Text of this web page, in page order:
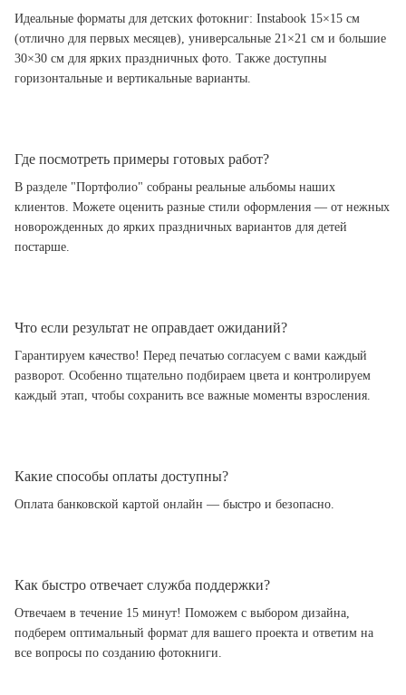
Идеальные форматы для детских фотокниг: Instabook 15×15 см
(отлично для первых месяцев), универсальные 21×21 см и большие
30×30 см для ярких праздничных фото. Также доступны
горизонтальные и вертикальные варианты.
Где посмотреть примеры готовых работ?
В разделе "Портфолио" собраны реальные альбомы наших
клиентов. Можете оценить разные стили оформления — от нежных
новорожденных до ярких праздничных вариантов для детей
постарше.
Что если результат не оправдает ожиданий?
Гарантируем качество! Перед печатью согласуем с вами каждый
разворот. Особенно тщательно подбираем цвета и контролируем
каждый этап, чтобы сохранить все важные моменты взросления.
Какие способы оплаты доступны?
Оплата банковской картой онлайн — быстро и безопасно.
Как быстро отвечает служба поддержки?
Отвечаем в течение 15 минут! Поможем с выбором дизайна,
подберем оптимальный формат для вашего проекта и ответим на
все вопросы по созданию фотокниги.